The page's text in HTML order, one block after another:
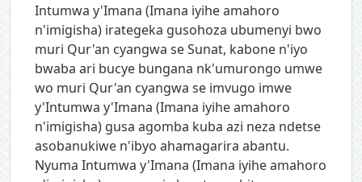
Intumwa y'Imana (Imana iyihe amahoro
n'imigisha) irategeka gusohoza ubumenyi bwo
muri Qur'an cyangwa se Sunat, kabone n'iyo
bwaba ari bucye bungana nk'umurongo umwe
wo muri Qur'an cyangwa se imvugo imwe
y'Intumwa y'Imana (Imana iyihe amahoro
n'imigisha) gusa agomba kuba azi neza ndetse
asobanukiwe n'ibyo ahamagarira abantu.
Nyuma Intumwa y'Imana (Imana iyihe amahoro